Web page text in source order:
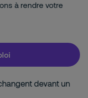
à rendre votre